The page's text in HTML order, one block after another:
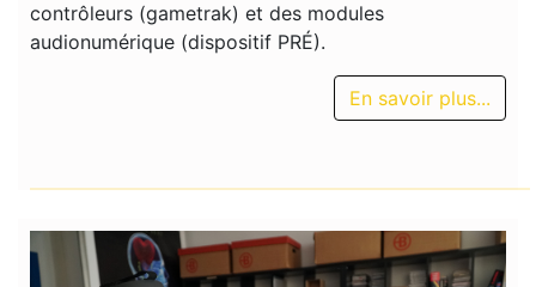
contrôleurs (gametrak) et des modules
audionumérique (dispositif PRÉ).
En savoir plus...